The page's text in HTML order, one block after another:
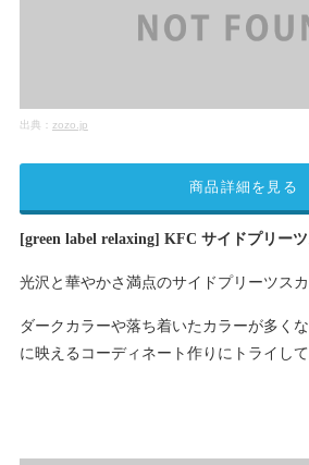
出典： zozo.jp
[green label relaxing] KFC サイドプリー
光沢と華やかさ満点のサイドプリーツスカ
ダークカラーや落ち着いたカラーが多く
に映えるコーディネート作りにトライし
商品詳細を見る